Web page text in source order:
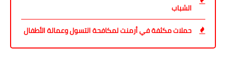
الشباب
حملات مكثفة في أرمنت لمكافحة التسول وعمالة الأطفال